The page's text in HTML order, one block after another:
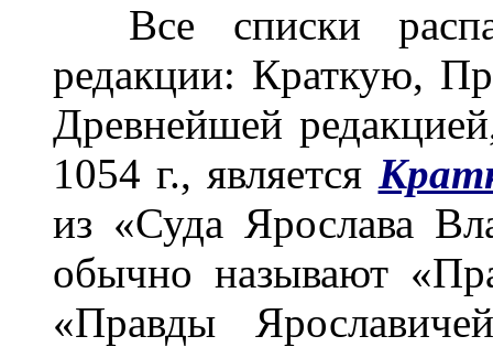
Все списки
редакции: Краткую,
Древнейшей
1054 г., является
из «Суда Ярослава
обычно называют
«Правды